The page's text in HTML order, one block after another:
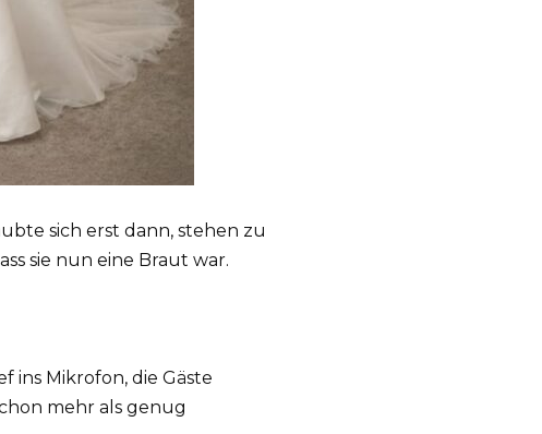
sich erst dann, stehen zu
sie nun eine Braut war.
ins Mikrofon, die Gäste
mehr als genug